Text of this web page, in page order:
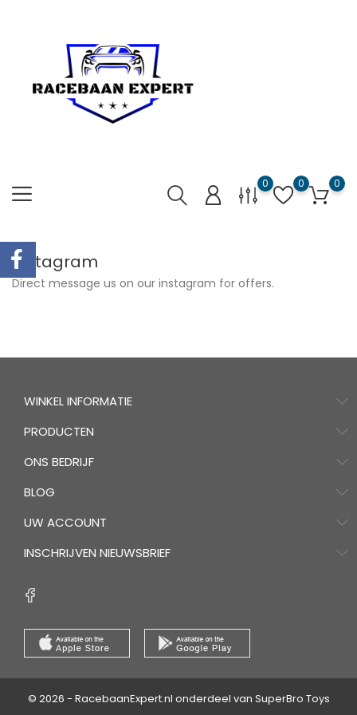
0 0 0
Instagram
Direct message us on our instagram for offers.
WINKEL INFORMATIE
PRODUCTEN
ONS BEDRIJF
BLOG
UW ACCOUNT
INSCHRIJVEN NIEUWSBRIEF
© 2026 - RacebaanExpert.nl onderdeel van SuperBro Toys